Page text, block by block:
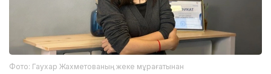
Фото: Гаухар Жахметованың жеке мұрағатынан